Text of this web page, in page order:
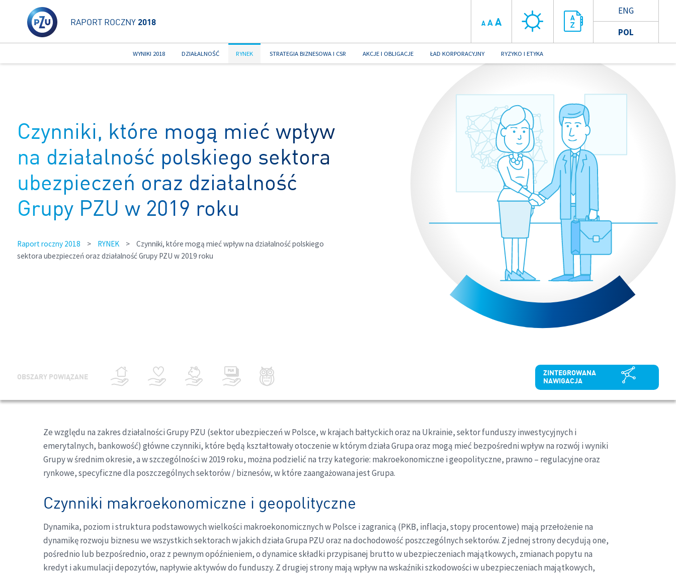
RAPORT ROCZNY 2018
ENG
POL
A A A
WYNIKI 2018 DZIAŁALNOŚĆ RYNEK STRATEGIA BIZNESOWA I CSR AKCJE I OBLIGACJE ŁAD KORPORACYJNY RYZYKO I ETYKA
Czynniki, które mogą mieć wpływ
na działalność polskiego sektora
ubezpieczeń oraz działalność
Grupy PZU w 2019 roku
Raport roczny 2018 > RYNEK >
Czynniki, które mogą mieć wpływ na działalność polskiego
sektora ubezpieczeń oraz działalność Grupy PZU w 2019 roku
OBSZARY POWIĄZANE
ZINTEGROWANA
NAWIGACJA
Ze względu na zakres działalności Grupy PZU (sektor ubezpieczeń w Polsce, w krajach bałtyckich oraz na Ukrainie, sektor funduszy inwestycyjnych i
emerytalnych, bankowość) główne czynniki, które będą kształtowały otoczenie w którym działa Grupa oraz mogą mieć bezpośredni wpływ na rozwój i wyniki
Grupy w średnim okresie, a w szczególności w 2019 roku, można podzielić na trzy kategorie: makroekonomiczne i geopolityczne, prawno – regulacyjne oraz
rynkowe, specyficzne dla poszczególnych sektorów / biznesów, w które zaangażowana jest Grupa.
Czynniki makroekonomiczne i geopolityczne
Dynamika, poziom i struktura podstawowych wielkości makroekonomicznych w Polsce i zagranicą (PKB, inflacja, stopy procentowe) mają przełożenie na
dynamikę rozwoju biznesu we wszystkich sektorach w jakich działa Grupa PZU oraz na dochodowość poszczególnych sektorów. Z jednej strony decydują one,
pośrednio lub bezpośrednio, oraz z pewnym opóźnieniem, o dynamice składki przypisanej brutto w ubezpieczeniach majątkowych, zmianach popytu na
kredyt i akumulacji depozytów, napływie aktywów do funduszy. Z drugiej strony mają wpływ na wskaźniki szkodowości w ubezpieczeniach majątkowych,